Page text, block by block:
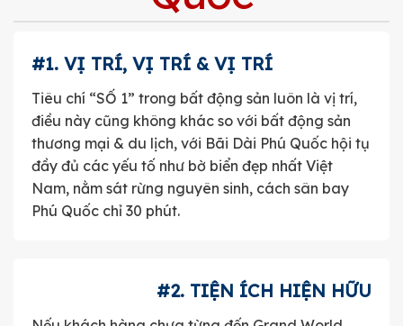
#1. VỊ TRÍ, VỊ TRÍ & VỊ TRÍ
Tiêu chí “SỐ 1” trong bất động sản luôn là vị trí,
điều này cũng không khác so với bất động sản
thương mại & du lịch, với Bãi Dài Phú Quốc hội tụ
đầy đủ các yếu tố như bờ biển đẹp nhất Việt
Nam, nằm sát rừng nguyên sinh, cách sân bay
Phú Quốc chỉ 30 phút.
#2. TIỆN ÍCH HIỆN HỮU